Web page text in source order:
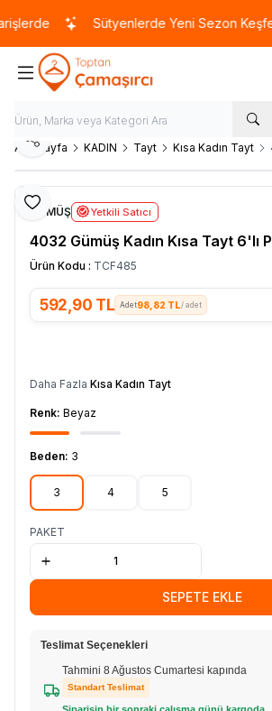
Sütyenlerde Yeni Sezon Keşfet
Ana Sayfa KADIN Tayt Kısa Kadın Tayt
Favoriye Ekle
Paylaş
GÜMÜŞ Yetkili Satıcı
4032 Gümüş Kadın Kısa Tayt 6'lı
Ürün Kodu : TCF485
592,90 TL 98,82 TL/ adet
Daha Fazla Kısa Kadın Tayt
Renk: Beyaz
Beden: 3
3 4 5
PAKET
SEPETE EKLE
Teslimat Seçenekleri
Tahmini 8 Ağustos Cumartesi kapında
Standart Teslimat